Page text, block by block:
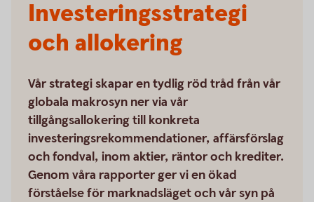
Investeringsstrategi
och allokering
Vår strategi skapar en tydlig röd tråd från vår
globala makrosyn ner via vår
tillgångsallokering till konkreta
investeringsrekommendationer, affärsförslag
och fondval, inom aktier, räntor och krediter.
Genom våra rapporter ger vi en ökad
förståelse för marknadsläget och vår syn på